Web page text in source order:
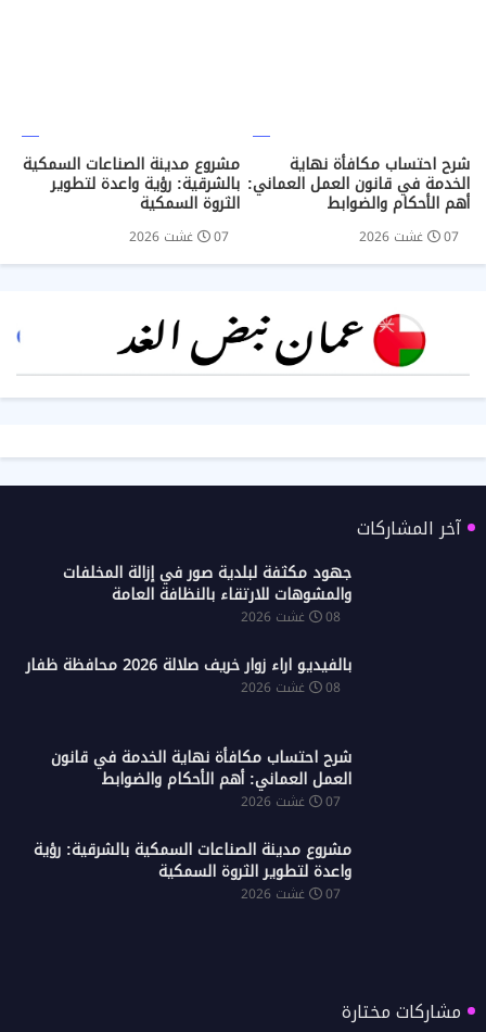
شرح احتساب مكافأة نهاية
الخدمة في قانون العمل العماني:
أهم الأحكام والضوابط
07 غشت 2026
مشروع مدينة الصناعات السمكية
بالشرقية: رؤية واعدة لتطوير
الثروة السمكية
07 غشت 2026
آخر المشاركات
جهود مكثفة لبلدية صور في إزالة المخلفات
والمشوهات للارتقاء بالنظافة العامة
08 غشت 2026
بالفيديو اراء زوار خريف صلالة 2026 محافظة ظفار
08 غشت 2026
شرح احتساب مكافأة نهاية الخدمة في قانون
العمل العماني: أهم الأحكام والضوابط
07 غشت 2026
مشروع مدينة الصناعات السمكية بالشرقية: رؤية
واعدة لتطوير الثروة السمكية
07 غشت 2026
مشاركات مختارة